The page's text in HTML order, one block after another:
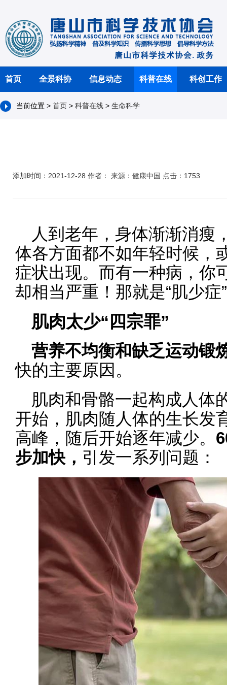
首页 全景科协 信息动态 科普在线 科创工作
当前位置 > 首页 > 科普在线 > 生命科学
添加时间：2021-12-28 作者： 来源：健康中国 点击：1753
人到老年，身体渐渐消瘦
体各方面都不如年轻时候，
症状出现。而有一种病，你
却相当严重！那就是“肌少症
肌肉太少“四宗罪”
营养不均衡和缺乏运动锻
快的主要原因。
肌肉和骨骼一起构成人体
开始，肌肉随人体的生长发
高峰，随后开始逐年减少。
步加快， 引发一系列问题：